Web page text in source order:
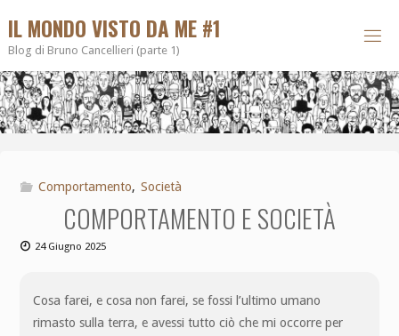
IL MONDO VISTO DA ME #1
Blog di Bruno Cancellieri (parte 1)
Comportamento, Società
COMPORTAMENTO E SOCIETÀ
24 Giugno 2025
Cosa farei, e cosa non farei, se fossi l’ultimo umano
rimasto sulla terra, e avessi tutto ciò che mi occorre per